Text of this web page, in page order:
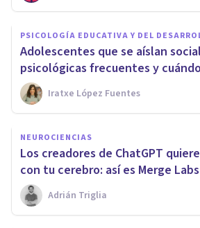
PSICOLOGÍA EDUCATIVA Y DEL
Adolescentes que se aíslan
psicológicas frecuentes y
Iratxe López Fuentes
NEUROCIENCIAS
Los creadores de ChatGPT
con tu cerebro: así es Merge Labs
Adrián Triglia